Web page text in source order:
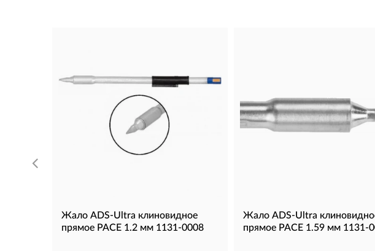
Жало ADS-Ultra клиновидное
прямое PACE 1.2 мм 1131-0008
Жало ADS-Ultra
прямое PACE 1.59 мм 1131-